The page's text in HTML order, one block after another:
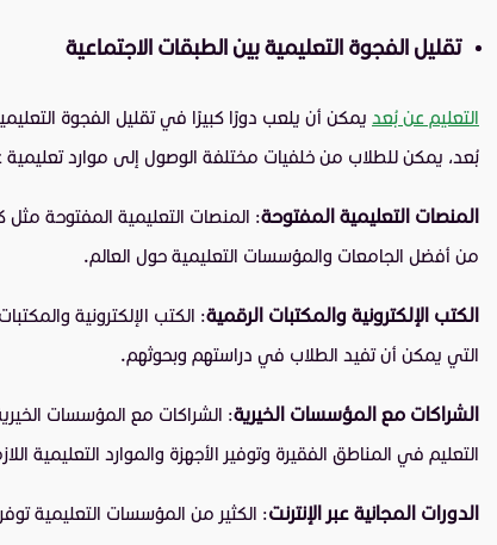
تقليل الفجوة التعليمية بين الطبقات الاجتماعية
التعليم عن بُعد يمكن أن يلعب دورًا كبيرًا في تقليل الفجوة
بُعد، يمكن للطلاب من خلفيات مختلفة الوصول إلى موارد
المنصات التعليمية المفتوحة: المنصات التعليمية المفتوحة
من أفضل الجامعات والمؤسسات التعليمية حول العالم.
الكتب الإلكترونية والمكتبات الرقمية: الكتب الإلكترونية
التي يمكن أن تفيد الطلاب في دراستهم وبحوثهم.
الشراكات مع المؤسسات الخيرية: الشراكات مع المؤسسات
التعليم في المناطق الفقيرة وتوفير الأجهزة والموارد التعليمية
الدورات المجانية عبر الإنترنت: الكثير من المؤسسات التعليمية